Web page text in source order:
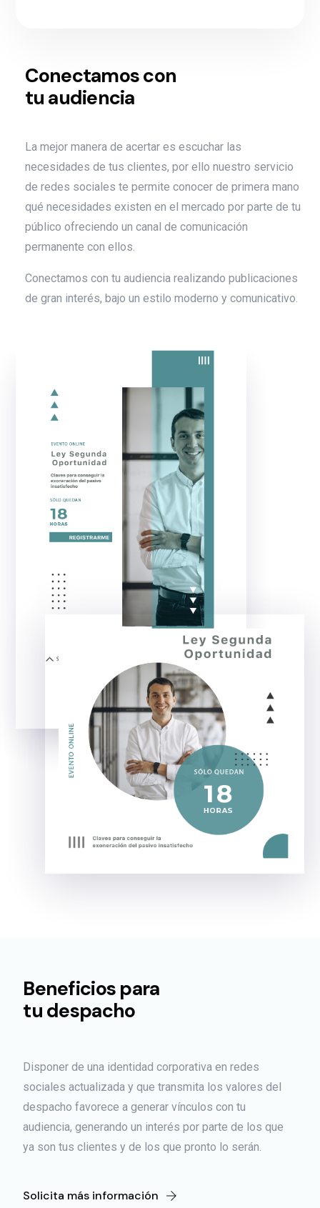
Conectamos con
tu audiencia
La mejor manera de acertar es escuchar las
necesidades de tus clientes, por ello nuestro servicio
de redes sociales te permite conocer de primera mano
qué necesidades existen en el mercado por parte de tu
público ofreciendo un canal de comunicación
permanente con ellos.
Conectamos con tu audiencia realizando publicaciones
de gran interés, bajo un estilo moderno y comunicativo.
Beneficios para
tu despacho
Disponer de una identidad corporativa en redes
sociales actualizada y que transmita los valores del
despacho favorece a generar vínculos con tu
audiencia, generando un interés por parte de los que
ya son tus clientes y de los que pronto lo serán.
Solicita más información